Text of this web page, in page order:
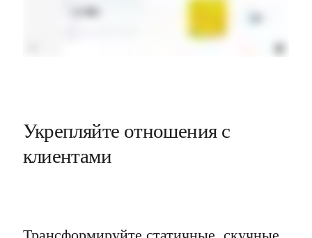
Укрепляйте отношения с
клиентами